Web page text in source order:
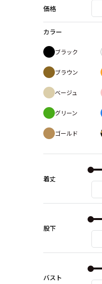
価格
カラー
ブラック
ブラウン
ベージュ
グリーン
ゴールド
着丈
股下
バスト